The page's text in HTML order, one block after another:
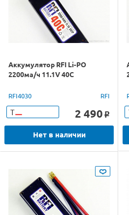
Аккумулятор RFI Li-PO
2200ма/ч 11.1V 40С
RFI4030 RFI
Т 2 490 o
Нет в наличии